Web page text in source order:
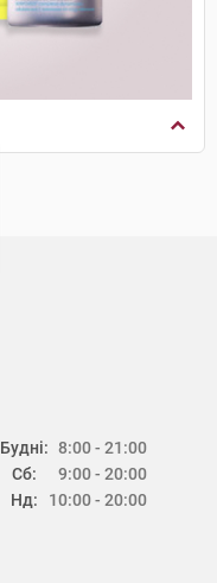
Будні:
Сб:
Нд:
8:00 - 21:00
9:00 - 20:00
10:00 - 20:00